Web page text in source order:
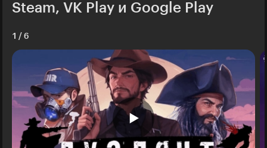
Steam, VK Play и Google Play
1 / 6